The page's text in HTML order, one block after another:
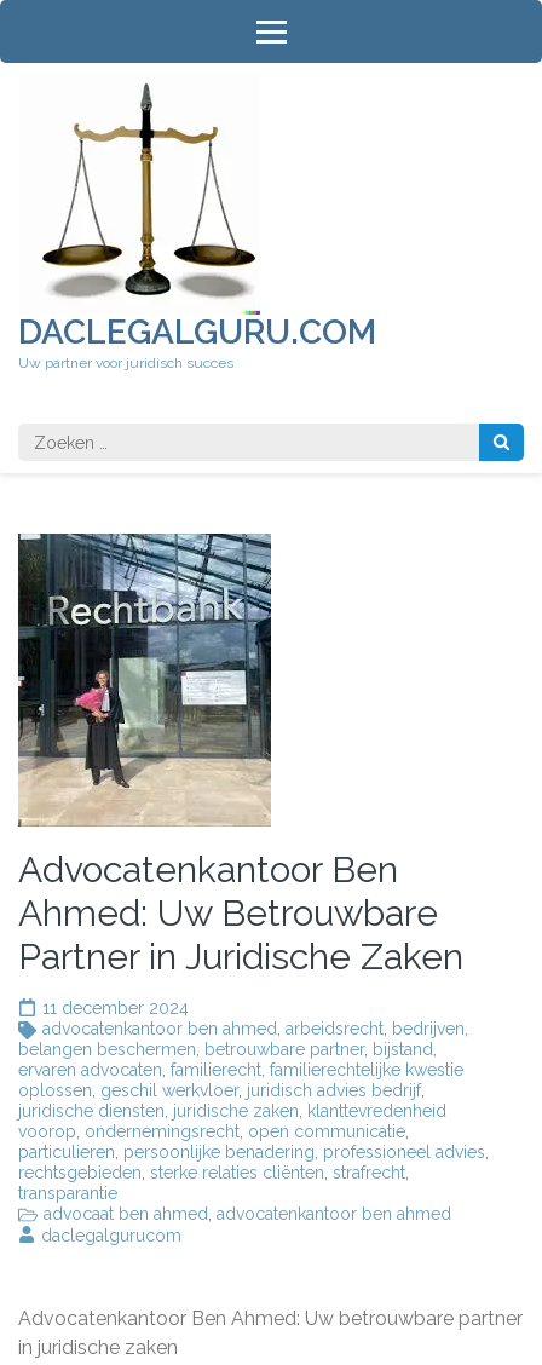
Ga
inhoud
DACLEGALGURU.COM
Uw partner voor juridisch succes
Zoeken
naar:
Advocatenkantoor Ben
Ahmed: Uw Betrouwbare
Partner in Juridische Zaken
11 december 2024
advocatenkantoor ben ahmed arbeidsrecht bedrijven
belangen beschermen
betrouwbare partner, bijstand
ervaren advocaten familierecht familierechtelijke kwestie
oplossen geschil werkvloer, juridisch advies bedrijf,
juridische diensten juridische zaken
klanttevredenheid
voorop ondernemingsrecht open communicatie
particulieren persoonlijke benadering professioneel advies
rechtsgebieden sterke relaties cliënten strafrecht
transparantie
advocaat ben ahmed advocatenkantoor ben ahmed
daclegalgurucom
Advocatenkantoor Ben Ahmed: Uw betrouwbare partner
in juridische zaken